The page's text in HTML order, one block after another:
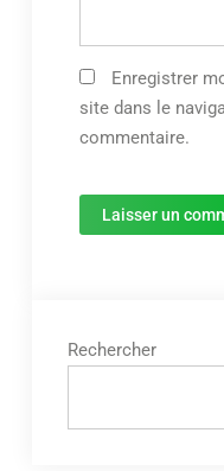
Enregistrer
site dans le
commentaire.
Rechercher